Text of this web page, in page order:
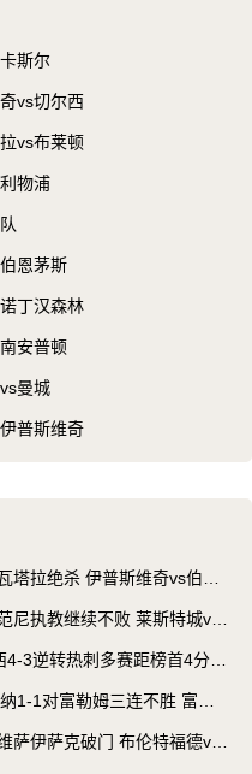
曼联vs纽卡斯尔
日 伊普斯维奇vs切尔西
日 阿斯顿维拉vs布莱顿
西汉姆vs利物浦
狼队
富勒姆vs伯恩茅斯
日 埃弗顿vs诺丁汉森林
水晶宫vs南安普顿
莱斯特城vs曼城
日 阿森纳vs伊普斯维奇
斯维奇vs伯恩
续不败 莱斯特城vs
4-3逆转热刺多赛距榜首4分
1对富勒姆三连不胜 富勒
门 布伦特福德vs